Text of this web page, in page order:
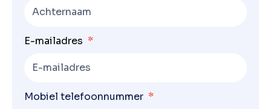
E-mailadres
Mobiel telefoonnummer